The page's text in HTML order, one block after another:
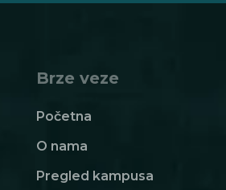
Brze veze
Početna
O nama
Pregled kampusa